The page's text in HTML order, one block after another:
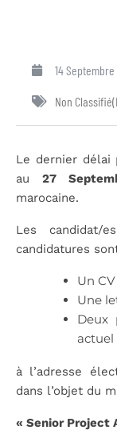
14 Septembre
Non
Le dernier délai
au 27
marocaine.
Les
candidatures
Un CV
Une
Deux
actuel
à l’adresse
dans l’objet du
« Senior Project